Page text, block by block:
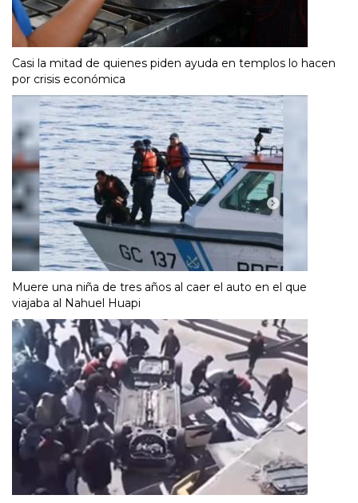
Casi la mitad de quienes piden ayuda en templos lo hacen
por crisis económica
Muere una niña de tres años al caer el auto en el que
viajaba al Nahuel Huapi